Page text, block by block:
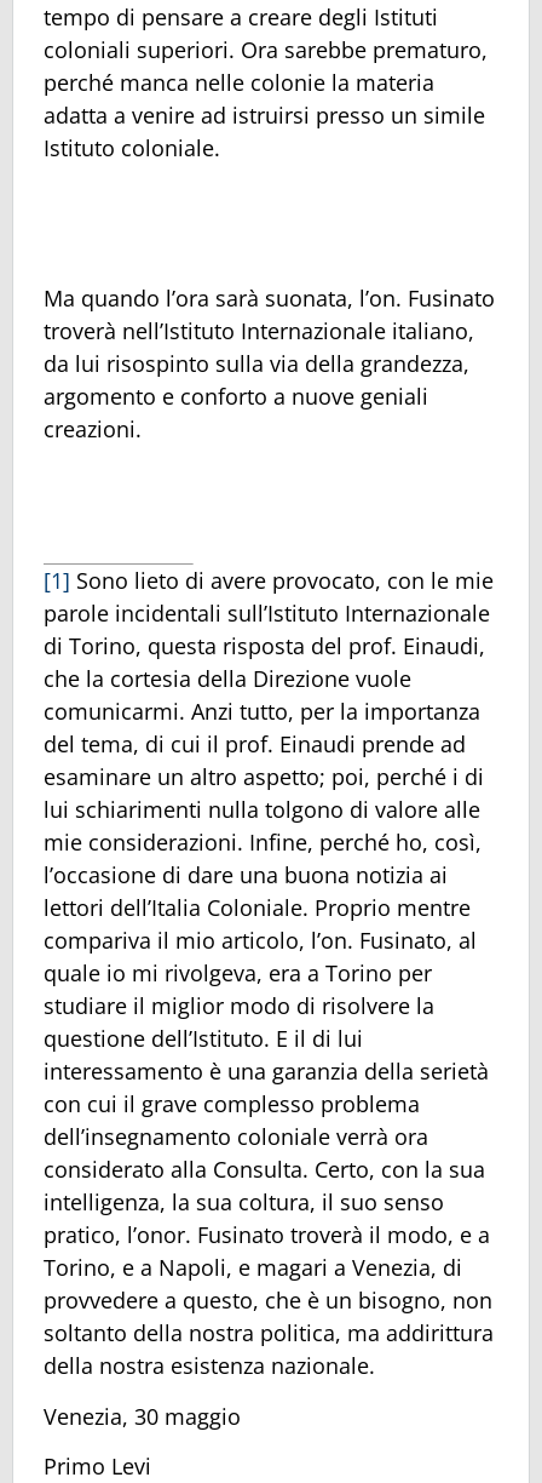
tempo di pensare a creare degli Istituti
coloniali superiori. Ora sarebbe prematuro,
perché manca nelle colonie la materia
adatta a venire ad istruirsi presso un simile
Istituto coloniale.
Ma quando l’ora sarà suonata, l’on. Fusinato
troverà nell’Istituto Internazionale italiano,
da lui risospinto sulla via della grandezza,
argomento e conforto a nuove geniali
creazioni.
[1] Sono lieto di avere provocato, con le mie
parole incidentali sull’Istituto Internazionale
di Torino, questa risposta del prof. Einaudi,
che la cortesia della Direzione vuole
comunicarmi. Anzi tutto, per la importanza
del tema, di cui il prof. Einaudi prende ad
esaminare un altro aspetto; poi, perché i di
lui schiarimenti nulla tolgono di valore alle
mie considerazioni. Infine, perché ho, così,
l’occasione di dare una buona notizia ai
lettori dell’Italia Coloniale. Proprio mentre
compariva il mio articolo, l’on. Fusinato, al
quale io mi rivolgeva, era a Torino per
studiare il miglior modo di risolvere la
questione dell’Istituto. E il di lui
interessamento è una garanzia della serietà
con cui il grave complesso problema
dell’insegnamento coloniale verrà ora
considerato alla Consulta. Certo, con la sua
intelligenza, la sua coltura, il suo senso
pratico, l’onor. Fusinato troverà il modo, e a
Torino, e a Napoli, e magari a Venezia, di
provvedere a questo, che è un bisogno, non
soltanto della nostra politica, ma addirittura
della nostra esistenza nazionale.
Venezia, 30 maggio
Primo Levi